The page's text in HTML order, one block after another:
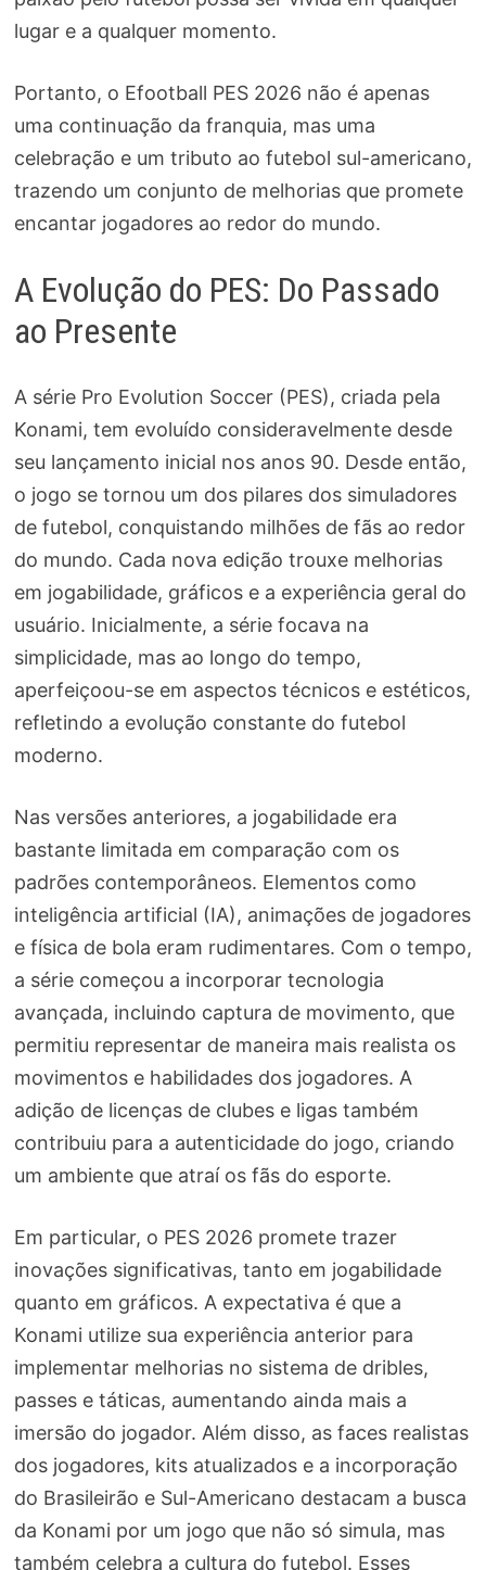
lugar e a qualquer momento.
Portanto, o Efootball PES 2026 não é apenas
uma continuação da franquia, mas uma
celebração e um tributo ao futebol sul-americano,
trazendo um conjunto de melhorias que promete
encantar jogadores ao redor do mundo.
A Evolução do PES: Do Passado
ao Presente
A série Pro Evolution Soccer (PES), criada pela
Konami, tem evoluído consideravelmente desde
seu lançamento inicial nos anos 90. Desde então,
o jogo se tornou um dos pilares dos simuladores
de futebol, conquistando milhões de fãs ao redor
do mundo. Cada nova edição trouxe melhorias
em jogabilidade, gráficos e a experiência geral do
usuário. Inicialmente, a série focava na
simplicidade, mas ao longo do tempo,
aperfeiçoou-se em aspectos técnicos e estéticos,
refletindo a evolução constante do futebol
moderno.
Nas versões anteriores, a jogabilidade era
bastante limitada em comparação com os
padrões contemporâneos. Elementos como
inteligência artificial (IA), animações de jogadores
e física de bola eram rudimentares. Com o tempo,
a série começou a incorporar tecnologia
avançada, incluindo captura de movimento, que
permitiu representar de maneira mais realista os
movimentos e habilidades dos jogadores. A
adição de licenças de clubes e ligas também
contribuiu para a autenticidade do jogo, criando
um ambiente que atraí os fãs do esporte.
Em particular, o PES 2026 promete trazer
inovações significativas, tanto em jogabilidade
quanto em gráficos. A expectativa é que a
Konami utilize sua experiência anterior para
implementar melhorias no sistema de dribles,
passes e táticas, aumentando ainda mais a
imersão do jogador. Além disso, as faces realistas
dos jogadores, kits atualizados e a incorporação
do Brasileirão e Sul-Americano destacam a busca
da Konami por um jogo que não só simula, mas
também celebra a cultura do futebol. Esses